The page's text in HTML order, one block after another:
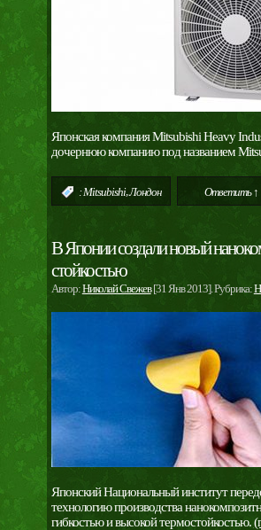
Японская компания Mitsubishi Heavy
дочернюю компанию под названием
: Mitsubishi,Лондон Ответить ↑
В Японии создали новый
стойкостью
Автор:Николай Свежев[31 Янв 2013]. Рубрика:
Японский Национальный институт
технологию производства
гибкостью и высокой термостойкостью.